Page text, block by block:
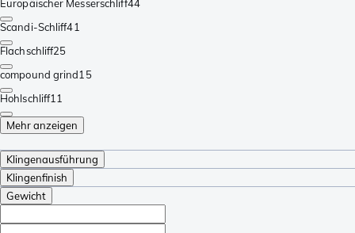
Europäischer Messerschliff44
Scandi-Schliff41
Flachschliff25
compound grind15
Hohlschliff11
Mehr anzeigen
Klingenausführung
Klingenfinish
Gewicht